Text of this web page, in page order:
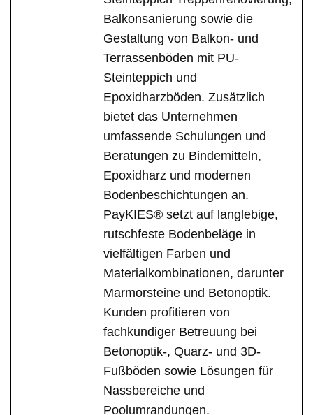
Balkonsanierung sowie die
Gestaltung von Balkon- und
Terrassenböden mit PU-
Steinteppich und
Epoxidharzböden. Zusätzlich
bietet das Unternehmen
umfassende Schulungen und
Beratungen zu Bindemitteln,
Epoxidharz und modernen
Bodenbeschichtungen an.
PayKIES® setzt auf langlebige,
rutschfeste Bodenbeläge in
vielfältigen Farben und
Materialkombinationen, darunter
Marmorsteine und Betonoptik.
Kunden profitieren von
fachkundiger Betreuung bei
Betonoptik-, Quarz- und 3D-
Fußböden sowie Lösungen für
Nassbereiche und
Poolumrandungen.